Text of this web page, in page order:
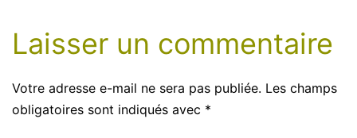
Laisser un commentaire
Votre adresse e-mail ne sera pas publiée. Les champs
obligatoires sont indiqués avec *